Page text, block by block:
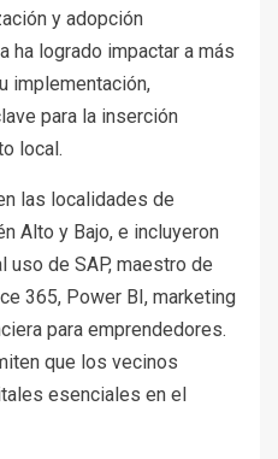
y adopción
ha logrado impactar a más
implementación,
para la inserción
local.
las localidades de
Alto y Bajo, e incluyeron
uso de SAP, maestro de
365, Power BI, marketing
para emprendedores.
que los vecinos
esenciales en el